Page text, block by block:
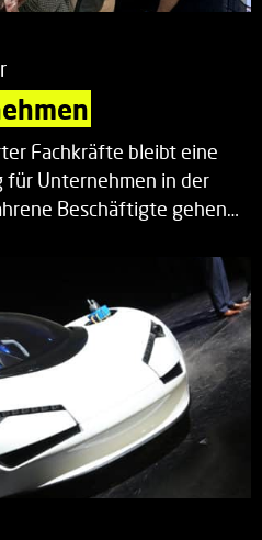
Fachkräfte bleibt eine
für Unternehmen in der
Beschäftigte gehen…